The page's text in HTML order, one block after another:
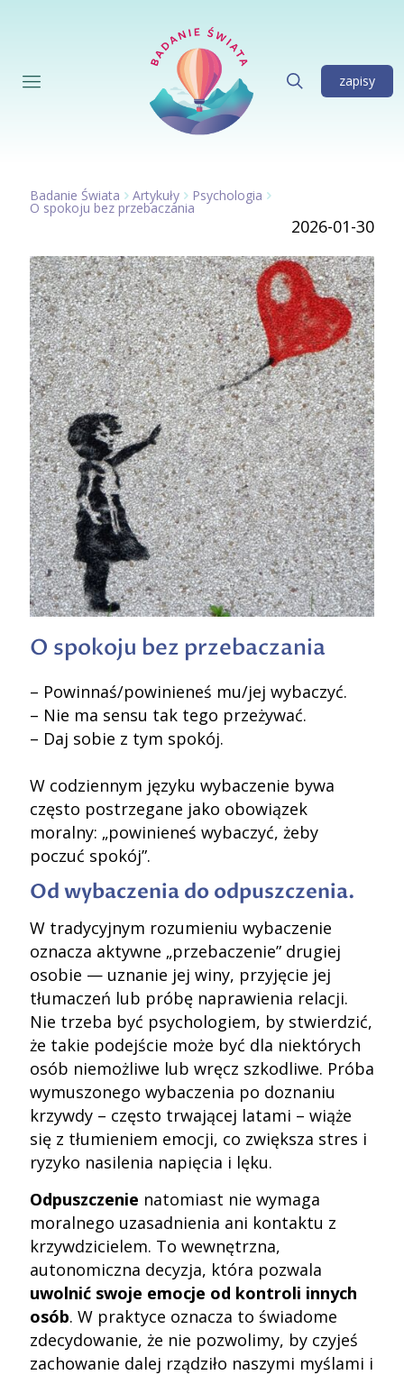
zapisy
Badanie Świata Artykuły Psychologia
O spokoju bez przebaczania
2026-01-30
O spokoju bez przebaczania
– Powinnaś/powinieneś mu/jej wybaczyć.
– Nie ma sensu tak tego przeżywać.
– Daj sobie z tym spokój.
W codziennym języku wybaczenie bywa
często postrzegane jako obowiązek
moralny: „powinieneś wybaczyć, żeby
poczuć spokój”.
Od wybaczenia do odpuszczenia.
W tradycyjnym rozumieniu wybaczenie
oznacza aktywne „przebaczenie” drugiej
osobie — uznanie jej winy, przyjęcie jej
tłumaczeń lub próbę naprawienia relacji.
Nie trzeba być psychologiem, by stwierdzić,
że takie podejście może być dla niektórych
osób niemożliwe lub wręcz szkodliwe. Próba
wymuszonego wybaczenia po doznaniu
krzywdy – często trwającej latami – wiąże
się z tłumieniem emocji, co zwiększa stres i
ryzyko nasilenia napięcia i lęku.
Odpuszczenie natomiast nie wymaga
moralnego uzasadnienia ani kontaktu z
krzywdzicielem. To wewnętrzna,
autonomiczna decyzja, która pozwala
uwolnić swoje emocje od kontroli innych
osób. W praktyce oznacza to świadome
zdecydowanie, że nie pozwolimy, by czyjeś
zachowanie dalej rządziło naszymi myślami i